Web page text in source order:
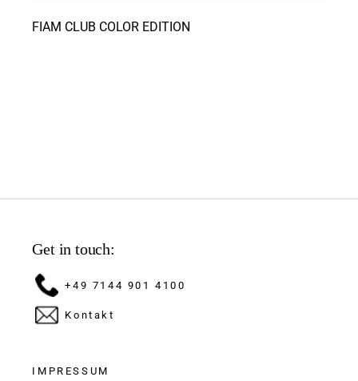
FIAM CLUB COLOR EDITION
Get in touch:
+49 7144 901 4100
Kontakt
IMPRESSUM